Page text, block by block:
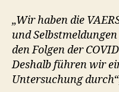
„Wir haben die
und
den Folgen der
Deshalb führen wir
Untersuchung durch“